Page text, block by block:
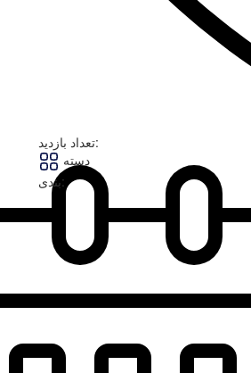
تعداد بازدید:
بندی: